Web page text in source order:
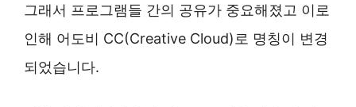
그래서 프로그램들 간의 공유가 중요해졌고 이로
인해 어도비 CC(Creative Cloud)로 명칭이 변경
되었습니다.